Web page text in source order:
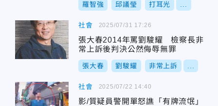
羅智強 邱議瑩 打耳光
社會
張大春2014年罵劉駿耀 檢察長非
常上訴後判決公然侮辱無罪
張大春 劉駿耀 非常上訴
2025/07/31 17:26
社會
影/質疑員警開單怒譙「有牌流氓」
2025/07/22 14:40